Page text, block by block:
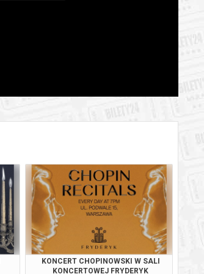
BILETY
od 65,00 pln BILETY
od 95,00 pln BILETY
od 65,00 pln BILETY
KONCERT CHOPINOWSKI W SALI
KONCERTOWEJ FRYDERYK